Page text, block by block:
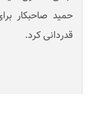
حمید صاحبکار
قدردانی کرد.